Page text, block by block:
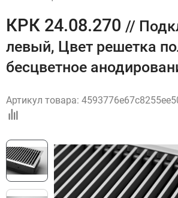
КРК 24.08.270 //
левый, Цвет решетка
бесцветное
Артикул товара: